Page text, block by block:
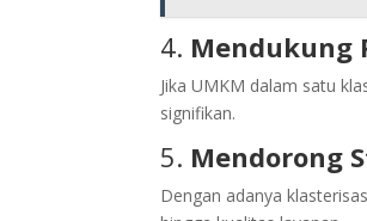
4. Mendukung
Jika UMKM dalam satu
signifikan.
5. Mendorong
Dengan adanya